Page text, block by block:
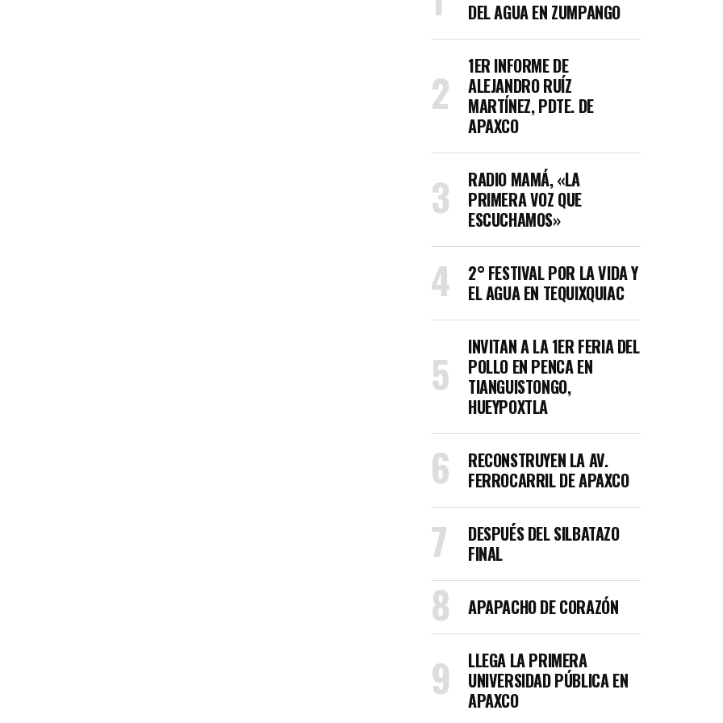
DEL AGUA EN ZUMPANGO
1ER INFORME DE
ALEJANDRO RUÍZ
MARTÍNEZ, PDTE. DE
APAXCO
RADIO MAMÁ, «LA
PRIMERA VOZ QUE
ESCUCHAMOS»
2° FESTIVAL POR LA VIDA Y
EL AGUA EN TEQUIXQUIAC
INVITAN A LA 1ER FERIA DEL
POLLO EN PENCA EN
TIANGUISTONGO,
HUEYPOXTLA
RECONSTRUYEN LA AV.
FERROCARRIL DE APAXCO
DESPUÉS DEL SILBATAZO
FINAL
APAPACHO DE CORAZÓN
LLEGA LA PRIMERA
UNIVERSIDAD PÚBLICA EN
APAXCO